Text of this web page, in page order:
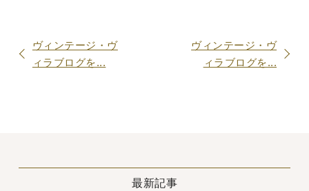
ヴィンテージ・ヴ
ィラブログを...
ヴィンテージ・ヴ
ィラブログを...
最新記事